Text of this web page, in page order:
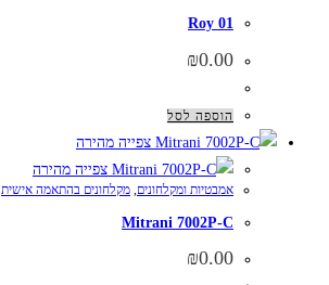
Roy 01
₪0.00
הוספה לסל
צפייה מהירה
צפייה מהירה
אמבטיות ומקלחונים, מקלחונים בהתאמה אישית
Mitrani 7002P-C
₪0.00